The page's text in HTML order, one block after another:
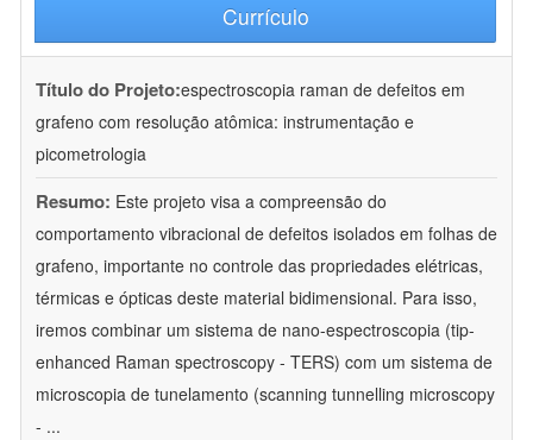
Currículo
Título do Projeto:espectroscopia raman de defeitos em
grafeno com resolução atômica: instrumentação e
picometrologia
Resumo: Este projeto visa a compreensão do
comportamento vibracional de defeitos isolados em folhas de
grafeno, importante no controle das propriedades elétricas,
térmicas e ópticas deste material bidimensional. Para isso,
iremos combinar um sistema de nano-espectroscopia (tip-
enhanced Raman spectroscopy - TERS) com um sistema de
microscopia de tunelamento (scanning tunnelling microscopy
- ...